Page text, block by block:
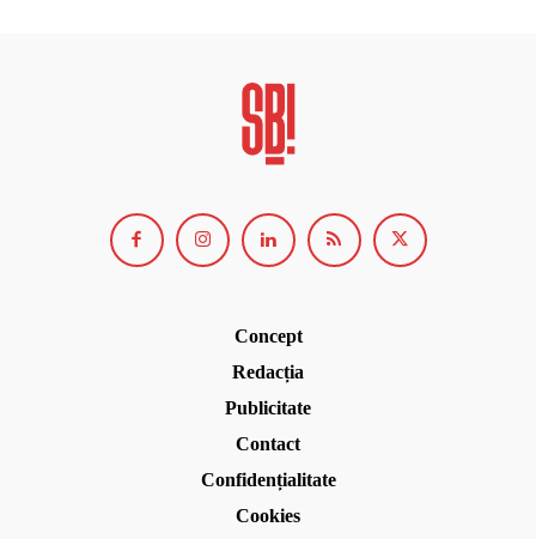
Concept
Redacția
Publicitate
Contact
Confidențialitate
Cookies